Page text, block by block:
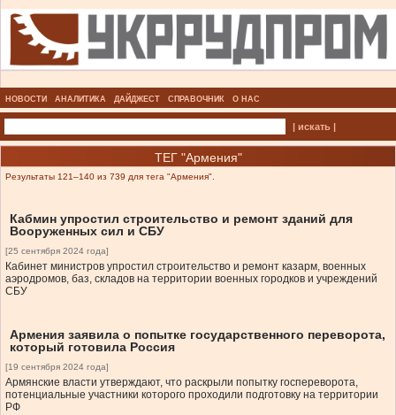
НОВОСТИ АНАЛИТИКА ДАЙДЖЕСТ СПРАВОЧНИК О НАС
| искать |
ТЕГ "Армения"
Результаты 121–140 из 739 для тега "Армения".
Кабмин упростил строительство и ремонт зданий для
Вооруженных сил и СБУ
[25 сентября 2024 года]
Кабинет министров упростил строительство и ремонт казарм, военных
аэродромов, баз, складов на территории военных городков и учреждений
СБУ
Армения заявила о попытке государственного переворота,
который готовила Россия
[19 сентября 2024 года]
Армянские власти утверждают, что раскрыли попытку госпереворота,
потенциальные участники которого проходили подготовку на территории
РФ